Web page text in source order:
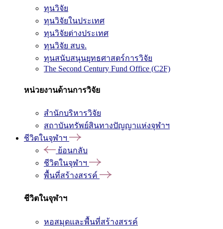
ทุนวิจัย
ทุนวิจัยในประเทศ
ทุนวิจัยต่างประเทศ
ทุนวิจัย สบจ.
ทุนสนับสนุนยุทธศาสตร์การวิจัย
The Second Century Fund Office (C2F)
หน่วยงานด้านการวิจัย
สำนักบริหารวิจัย
สถาบันทรัพย์สินทางปัญญาแห่งจุฬาฯ
ชีวิตในจุฬาฯ
ย้อนกลับ
ชีวิตในจุฬาฯ
พื้นที่สร้างสรรค์
ชีวิตในจุฬาฯ
หอสมุดและพื้นที่สร้างสรรค์